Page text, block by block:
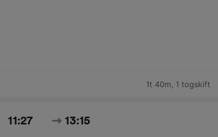
1t 40m, 1 togskift
11:27 13:15